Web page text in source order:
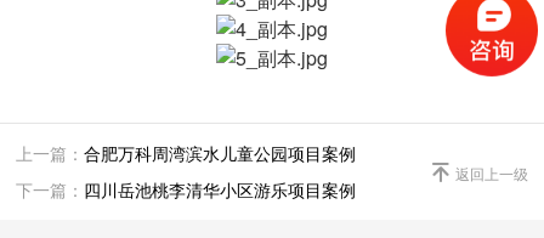
上一篇：合肥万科周湾滨水儿童公园项目案例
下一篇： 四川岳池桃李清华小区游乐项目案例
 返回上一级